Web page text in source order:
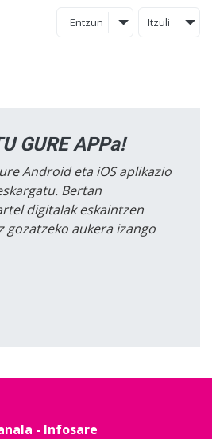
Entzun Itzuli
GURE APPa!
Android eta iOS aplikazio
Bertan
digitalak eskaintzen
gozatzeko aukera izango
- Infosare